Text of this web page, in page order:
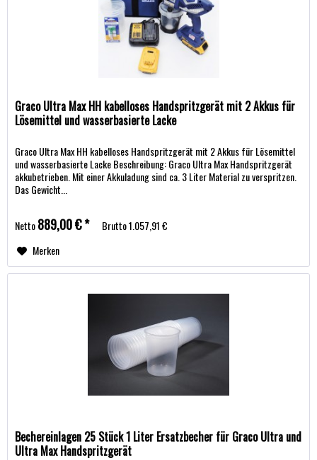
Graco Ultra Max HH kabelloses Handspritzgerät mit 2 Akkus für
Lösemittel und wasserbasierte Lacke
Graco Ultra Max HH kabelloses Handspritzgerät mit 2 Akkus für Lösemittel
und wasserbasierte Lacke Beschreibung: Graco Ultra Max Handspritzgerät
akkubetrieben. Mit einer Akkuladung sind ca. 3 Liter Material zu verspritzen.
Das Gewicht...
Netto889,00 € * Brutto1.057,91 €
Merken
Bechereinlagen 25 Stück 1 Liter Ersatzbecher für Graco Ultra und
Ultra Max Handspritzgerät